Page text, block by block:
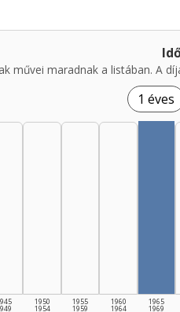
művei maradnak a listában. A
1 éves
1950
1954
1955
1959
1960
1964
1965
1969